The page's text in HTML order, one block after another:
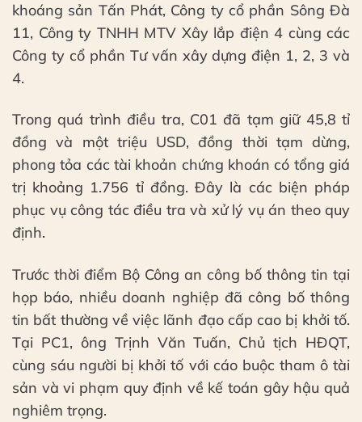
khoáng sản Tấn Phát, Công ty cổ phần Sông Đà
11, Công ty TNHH MTV Xây lắp điện 4 cùng các
Công ty cổ phần Tư vấn xây dựng điện 1, 2, 3 và
4.
Trong quá trình điều tra, C01 đã tạm giữ 45,8 tỉ
đồng và một triệu USD, đồng thời tạm dừng,
phong tỏa các tài khoản chứng khoán có tổng giá
trị khoảng 1.756 tỉ đồng. Đây là các biện pháp
phục vụ công tác điều tra và xử lý vụ án theo quy
định.
Trước thời điểm Bộ Công an công bố thông tin tại
họp báo, nhiều doanh nghiệp đã công bố thông
tin bất thường về việc lãnh đạo cấp cao bị khởi tố.
Tại PC1, ông Trịnh Văn Tuấn, Chủ tịch HĐQT,
cùng sáu người bị khởi tố với cáo buộc tham ô tài
sản và vi phạm quy định về kế toán gây hậu quả
nghiêm trọng.